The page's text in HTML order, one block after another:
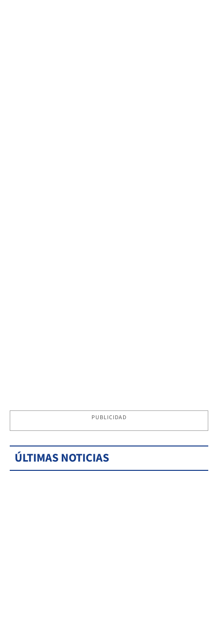
PUBLICIDAD
ÚLTIMAS NOTICIAS